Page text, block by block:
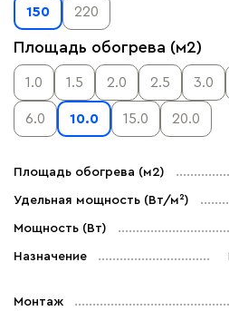
150 220
Площадь обогрева (м2)
1.0 1.5 2.0 2.5 3.0
6.0 10.0 15.0 20.0
Площадь обогрева (м2)
Удельная мощность (Вт/м²)
Мощность (Вт)
Назначение
Монтаж